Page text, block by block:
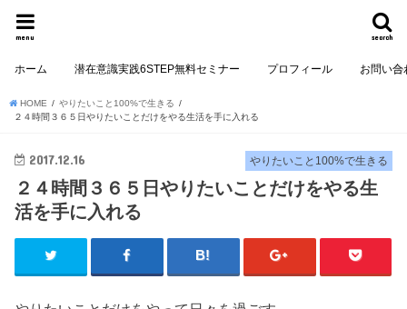
search
menu
ホーム 潜在意識実践6STEP無料セミナー プロフィール お問い合
HOME
やりたいこと100%で生きる
２４時間３６５日やりたいことだけをやる生活を手に入れる
やりたいこと100%で生きる
2017.12.16
２４時間３６５日やりたいことだけをやる生
活を手に入れる